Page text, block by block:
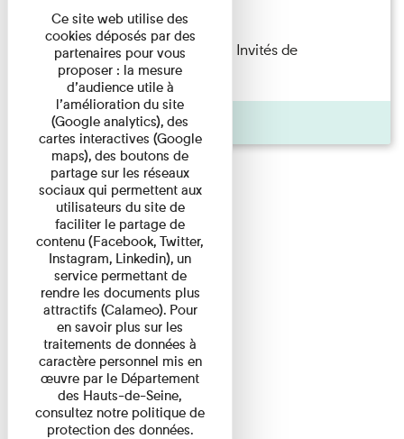
Lecture
Fanny Taillandier – Foudres Les Invités de
l’Imprimerie n°6 Lecture ...
Pages
Ce site web utilise des
cookies déposés par des
partenaires pour vous
proposer : la mesure
d’audience utile à
l’amélioration du site
(Google analytics), des
cartes interactives (Google
maps), des boutons de
partage sur les réseaux
sociaux qui permettent aux
utilisateurs du site de
faciliter le partage de
contenu (Facebook, Twitter,
Instagram, Linkedin), un
service permettant de
rendre les documents plus
attractifs (Calameo). Pour
en savoir plus sur les
traitements de données à
caractère personnel mis en
œuvre par le Département
des Hauts-de-Seine,
consultez notre politique de
protection des données.